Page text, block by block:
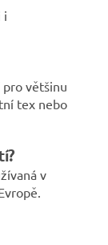
i
většinu
tex nebo
v